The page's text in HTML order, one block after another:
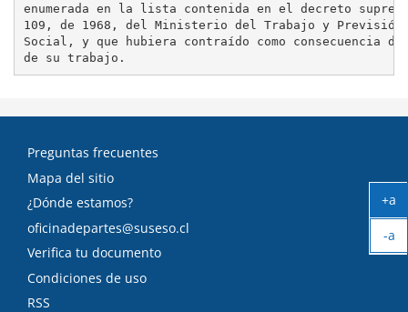
enumerada en la lista contenida en el decreto
109, de 1968, del Ministerio del Trabajo y Previsión
Social, y que hubiera contraído como consecuencia
Preguntas frecuentes
Mapa del sitio
¿Dónde estamos?
oficinadepartes@suseso.cl
Verifica tu documento
Condiciones de uso
RSS
+a
-a